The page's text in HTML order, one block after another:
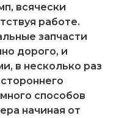
всячески
работе.
запчасти
дорого, и
в несколько раз
способов
начиная от